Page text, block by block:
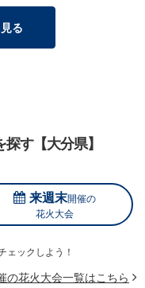
る
す【大分県】
来週末開催の
花火大会
ェックしよう！
の花火大会一覧はこちら